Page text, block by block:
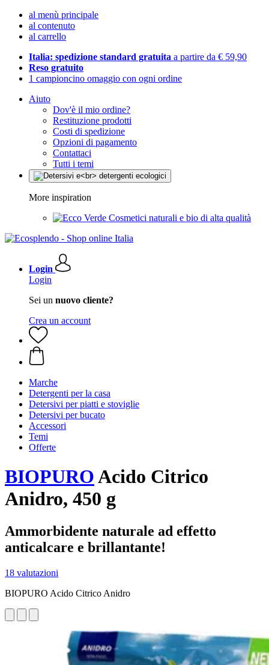
al menù principale
al contenuto
al carrello
Italia: spedizione standard gratuita a partire da € 59,90
Reso gratuito
1 campioncino omaggio con ogni ordine
Aiuto
Dov'è il mio ordine?
Restituzione prodotti
Costi di spedizione
Opzioni di pagamento
Contattaci
Tutti i temi
More inspiration
Cosmetici naturali e bio di alta qualità
Login
Login
Sei un nuovo cliente?
Crea un account
Marche
Detergenti per la casa
Detersivi per piatti e stoviglie
Detersivi per bucato
Accessori
Temi
Offerte
BIOPUROAcido Citrico
Anidro, 450 g
Ammorbidente naturale ad effetto
anticalcare e brillantante!
18 valutazioni
BIOPURO Acido Citrico Anidro